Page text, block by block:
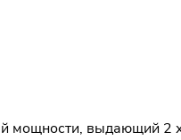
мощности, выдающий 2